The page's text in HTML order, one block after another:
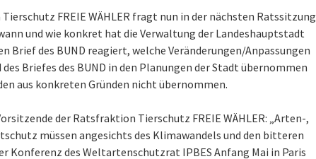
FREIE WÄHLER fragt nun in der nächsten Ratssitzung
und wie konkret hat die Verwaltung der Landeshauptstadt
Brief des BUND reagiert, welche Veränderungen/Anpassungen
Briefes des BUND in den Planungen der Stadt übernommen
aus konkreten Gründen nicht übernommen.
der Ratsfraktion Tierschutz FREIE WÄHLER: „Arten-,
müssen angesichts des Klimawandels und den bitteren
Konferenz des Weltartenschutzrat IPBES Anfang Mai in Paris